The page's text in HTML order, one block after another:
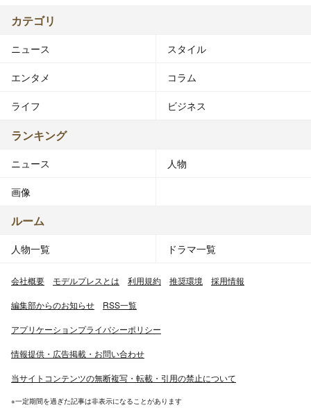
カテゴリ
ニュース スタイル
エンタメ コラム
ライフ ビジネス
ランキング
ニュース 人物
画像
ルーム
人物一覧 ドラマ一覧
会社概要 モデルプレスとは 利用規約 推奨環境 採用情報
編集部からのお知らせ RSS一覧
アプリケーションプライバシーポリシー
情報提供・広告掲載・お問い合わせ
当サイトコンテンツの無断複写・転載・引用の禁止について
※一定期間を過ぎた記事は非表示になることがあります